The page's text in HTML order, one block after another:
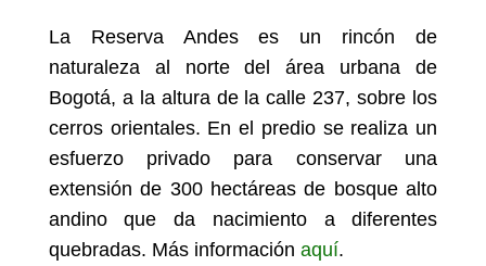
La Reserva Andes es un rincón de
naturaleza al norte del área urbana de
Bogotá, a la altura de la calle 237, sobre los
cerros orientales. En el predio se realiza un
esfuerzo privado para conservar una
extensión de 300 hectáreas de bosque alto
andino que da nacimiento a diferentes
quebradas. Más información aquí.